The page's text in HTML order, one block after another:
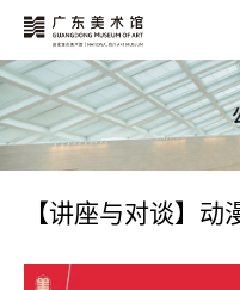
【讲座与对谈】